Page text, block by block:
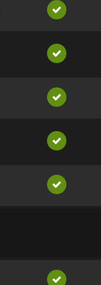
Disponible
Disponible
Disponible
Disponible
Disponible